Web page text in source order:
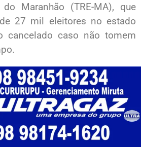
Maranhão (TRE-MA), que
27 mil eleitores no estado
cancelado caso não tomem